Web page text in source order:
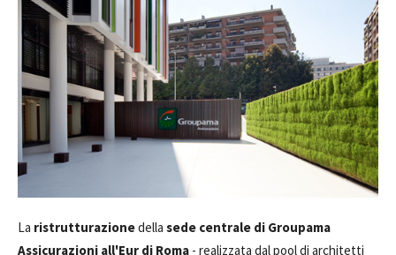
La ristrutturazionedella sede centrale di Groupama
Assicurazioni all'Eur di Roma - realizzata dal pool di architetti